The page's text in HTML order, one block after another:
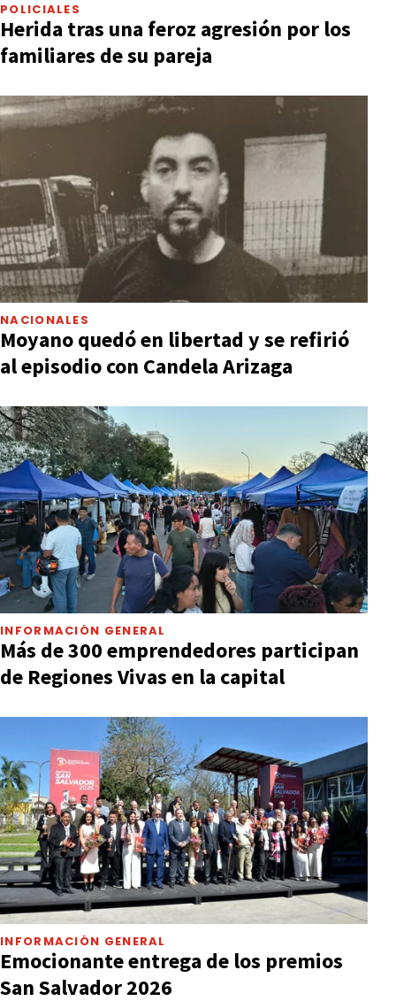
POLICIALES
Herida tras una feroz agresión por los
familiares de su pareja
NACIONALES
Moyano quedó en libertad y se refirió
al episodio con Candela Arizaga
INFORMACIÓN GENERAL
Más de 300 emprendedores participan
de Regiones Vivas en la capital
INFORMACIÓN GENERAL
Emocionante entrega de los premios
San Salvador 2026